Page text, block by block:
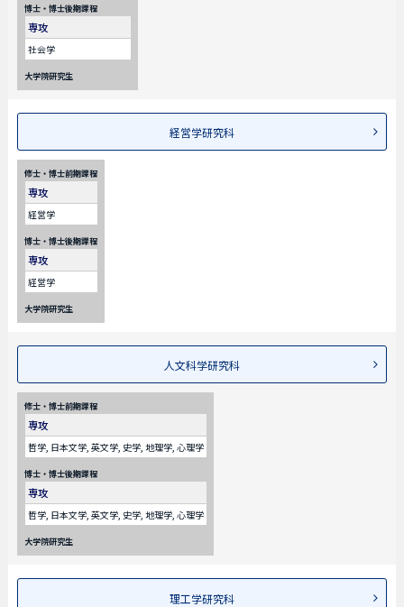
博士・博士後期課程
専攻
社会学
大学院研究生
経営学研究科
修士・博士前期課程
専攻
経営学
博士・博士後期課程
専攻
経営学
大学院研究生
人文科学研究科
修士・博士前期課程
専攻
哲学, 日本文学, 英文学, 史学, 地理学, 心理学
博士・博士後期課程
専攻
哲学, 日本文学, 英文学, 史学, 地理学, 心理学
大学院研究生
理工学研究科